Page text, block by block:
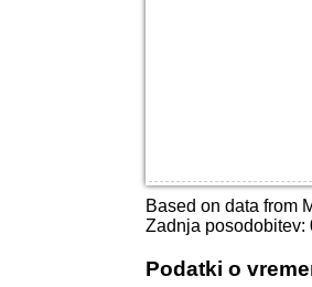
Based on data from
Zadnja posodobitev:
Podatki o